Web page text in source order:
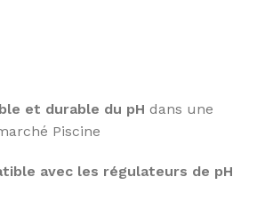
et durable du pH dans une
Piscine
avec les régulateurs de pH